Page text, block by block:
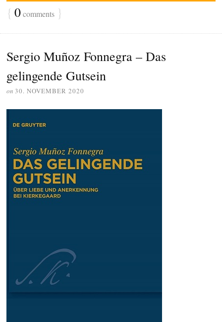
{ 0comments }
Sergio Muñoz Fonnegra – Das
gelingende Gutsein
on 30. NOVEMBER 2020